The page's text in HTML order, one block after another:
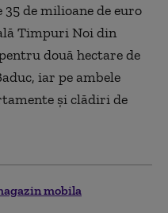
de milioane de euro
Timpuri Noi din
două hectare de
iar pe ambele
şi clădiri de
mobila